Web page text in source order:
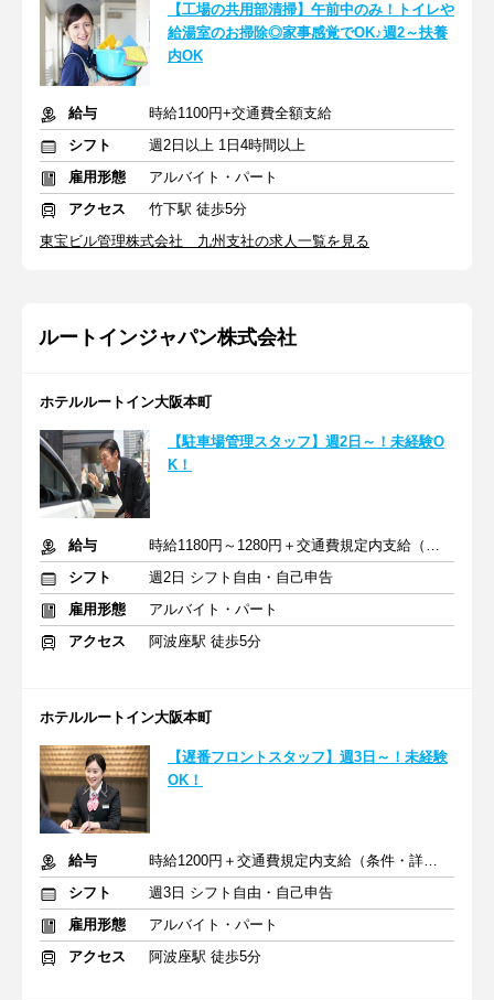
【工場の共用部清掃】午前中のみ！トイレや
給湯室のお掃除◎家事感覚でOK♪週2～扶養
内OK
給与
時給1100円+交通費全額支給
シフト
週2日以上 1日4時間以上
雇用形態
アルバイト・パート
アクセス
竹下駅 徒歩5分
東宝ビル管理株式会社 九州支社の求人一覧を見る
ルートインジャパン株式会社
ホテルルートイン大阪本町
【駐車場管理スタッフ】週2日～！未経験O
K！
給与
時給1180円～1280円＋交通費規定内支給（条件・詳細は面接にて）
シフト
週2日 シフト自由・自己申告
雇用形態
アルバイト・パート
アクセス
阿波座駅 徒歩5分
ホテルルートイン大阪本町
【遅番フロントスタッフ】週3日～！未経験
OK！
給与
時給1200円＋交通費規定内支給（条件・詳細は面接にて）
シフト
週3日 シフト自由・自己申告
雇用形態
アルバイト・パート
アクセス
阿波座駅 徒歩5分